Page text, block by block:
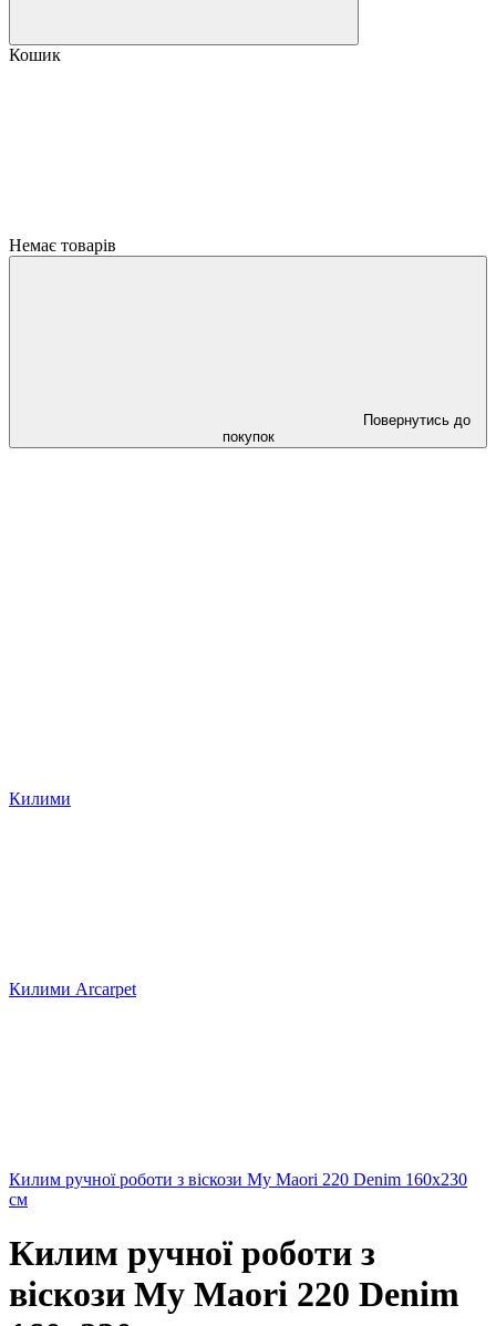
Кошик
Немає товарів
Повернутись до
покупок
Килими
Килими Arcarpet
Килим ручної роботи з віскози My Maori 220 Denim 160х230
см
Килим ручної роботи з
віскози My Maori 220 Denim